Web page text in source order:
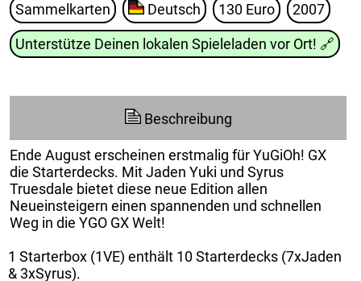
Sammelkarten Deutsch 130 Euro 2007
Unterstütze Deinen lokalen Spieleladen vor Ort! 🔗
Beschreibung
Ende August erscheinen erstmalig für YuGiOh! GX
die Starterdecks. Mit Jaden Yuki und Syrus
Truesdale bietet diese neue Edition allen
Neueinsteigern einen spannenden und schnellen
Weg in die YGO GX Welt!
1 Starterbox (1VE) enthält 10 Starterdecks (7xJaden
& 3xSyrus).